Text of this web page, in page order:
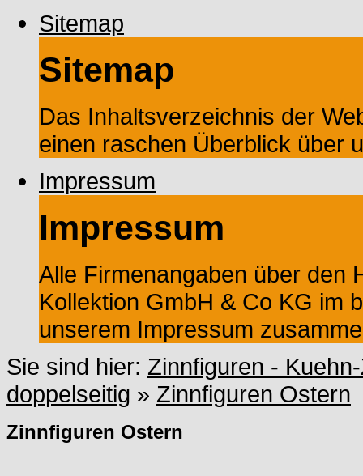
Sitemap
Sitemap
Das Inhaltsverzeichnis der
einen raschen Überblick über
Impressum
Impressum
Alle Firmenangaben über den
Kollektion GmbH & Co KG im
unserem Impressum
Sie sind hier: Zinnfiguren -
doppelseitig » Zinnfiguren Ostern
Zinnfiguren Ostern